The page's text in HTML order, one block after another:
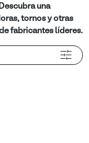
una
tornos y otras
fabricantes líderes.